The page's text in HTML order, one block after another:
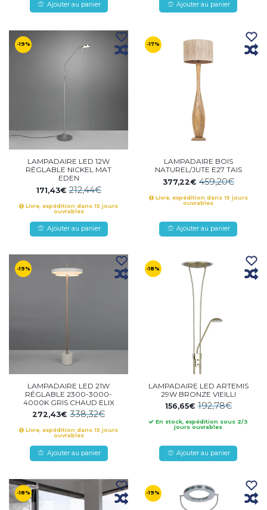
Ajouter au panier Ajouter au panier
-19%
LAMPADAIRE LED 12W
RÉGLABLE NICKEL MAT
EDEN
171,43€212,44€
Livre, expédition dans 15 jours
ouvrables
Ajouter au panier
-17%
LAMPADAIRE BOIS
NATUREL/JUTE E27 TAIS
377,22€459,20€
Livre, expédition dans 15 jours
ouvrables
Ajouter au panier
-19%
LAMPADAIRE LED 21W
RÉGLABLE 2300-3000-
4000K GRIS CHAUD ELIX
272,43€338,32€
Livre, expédition dans 15 jours
ouvrables
Ajouter au panier
-18%
LAMPADAIRE LED ARTEMIS
29W BRONZE VIEILLI
156,65€192,78€
En stock, expédition sous 2/3
jours ouvrables
Ajouter au panier
-18% -19%